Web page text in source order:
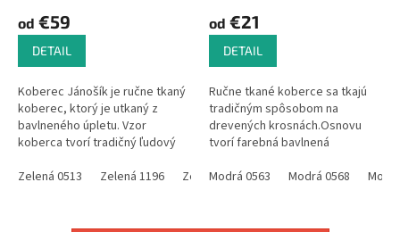
od €59
DETAIL
Koberec Jánošík je ručne tkaný
koberec, ktorý je utkaný z
bavlneného úpletu. Vzor
koberca tvorí tradičný ľudový
celom Slovensku ,vtedy slúžil
Zelená 0513 Zelená 1196 Zelená 1699 Zelená 1722 Zelená
od €21
DETAIL
Ručne tkané koberce sa tkajú
tradičným spôsobom na
drevených krosnách.Osnovu
tvorí farebná bavlnená
ktorým sa tká a tvorí hlavné
Modrá 0563 Modrá 0568